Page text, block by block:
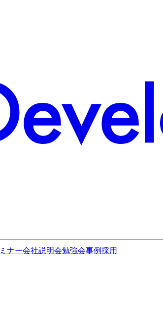
ナー会社説明会勉強会事例採用